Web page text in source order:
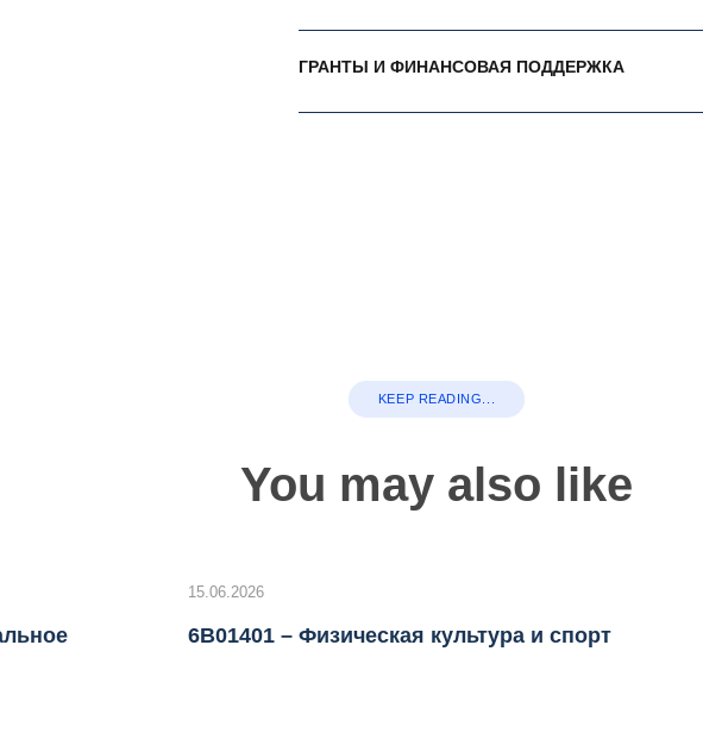
ГРАНТЫ И ФИНАНСОВАЯ ПОДДЕРЖКА
KEEP READING...
You may also like
15.06.2026
6B01401 – Физическая культура и спорт